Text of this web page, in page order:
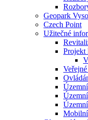
Geopark
Czech Point
Užitečné
Projekt